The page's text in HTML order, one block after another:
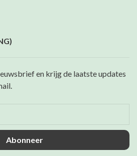
en krijg de laatste updates
Abonneer